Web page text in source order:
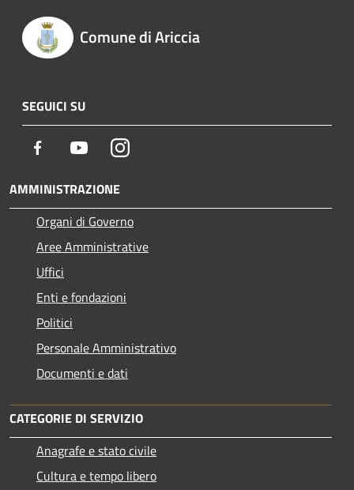
Comune di Ariccia
SEGUICI SU
Facebook YoutubeInstagram
AMMINISTRAZIONE
Organi di Governo
Aree Amministrative
Uffici
Enti e fondazioni
Politici
Personale Amministrativo
Documenti e dati
CATEGORIE DI SERVIZIO
Anagrafe e stato civile
Cultura e tempo libero